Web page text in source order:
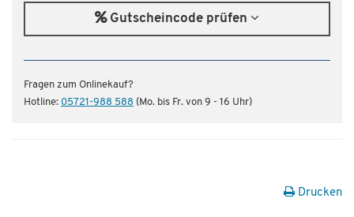
Gutscheincode prüfen
Fragen zum Onlinekauf?
Hotline: 05721-988 588 (Mo. bis Fr. von 9 - 16 Uhr)
Drucken